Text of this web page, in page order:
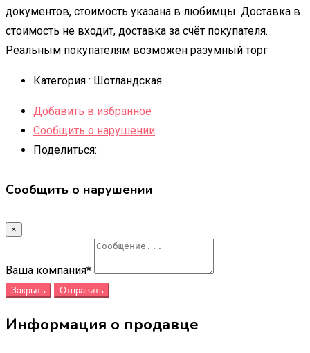
документов, стоимость указана в любимцы. Доставка в
стоимость не входит, доставка за счёт покупателя.
Реальным покупателям возможен разумный торг
Категория : Шотландская
Добавить в избранное
Сообщить о нарушении
Поделиться:
Сообщить о нарушении
×
Ваша компания*
Закрыть Отправить
Информация о продавце